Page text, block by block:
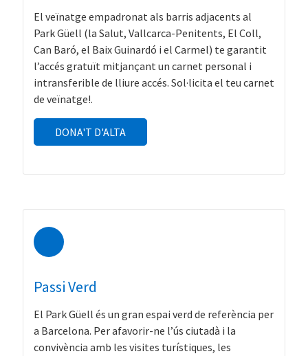
El veïnatge empadronat als barris adjacents al
Park Güell (la Salut, Vallcarca-Penitents, El Coll,
Can Baró, el Baix Guinardó i el Carmel) te garantit
l’accés gratuït mitjançant un carnet personal i
intransferible de lliure accés. Sol·licita el teu carnet
de veïnatge!.
DONA'T D'ALTA
Passi Verd
El Park Güell és un gran espai verd de referència per
a Barcelona. Per afavorir-ne l’ús ciutadà i la
convivència amb les visites turístiques, les